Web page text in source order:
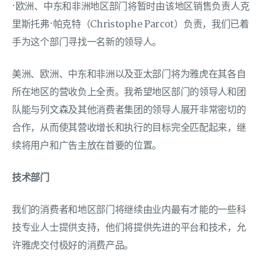
·欧洲、中东和非洲地区部门将暂时由该地区销售负责人克
里斯托弗·帕克特（Christophe Parcot）负责，我们已着
手为这个部门寻找一名新的领导人。
美洲、欧洲、中东和非洲以及亚太部门将为雅虎在其各自
所在地区的营收负上全责。我希望地区部门的领导人和团
队能与列文森及其他消费者集团的领导人展开非常密切的
合作，从而使其营收增长和执行的目标完全匹配起来，继
续将用户和广告主放在首要的位置。
技术部门
我们的消费者和地区部门将继续由业内最有才能的一些科
技专业人士提供支持，他们将提供先进的平台和技术，允
许雅虎交付极好的消费产品。